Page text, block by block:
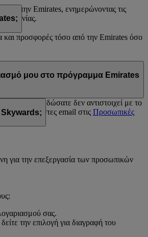
την Emirates, ενημερώνοντας τις
και προσφορές τόσο από την Emirates όσο
μου στο πρόγραμμα Emirates
όνομα που δώσατε δεν αντιστοιχεί με το
σε λίστες email στις Προσωπικές
Skywards;
για την επεξεργασία των προσωπικών
σας.
την επιλογή για διαγραφή του